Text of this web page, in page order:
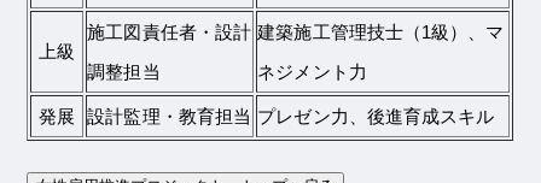
上級
施工図責任者・設計
調整担当
建築施工管理技士（1級）、マ
ネジメント力
発展 設計監理・教育担当 プレゼン力、後進育成スキル